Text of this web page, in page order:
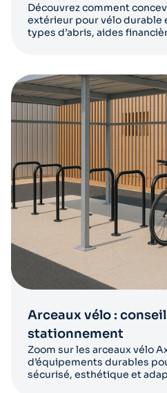
Découvrez comment
extérieur pour vélo durable
types d’abris, aides
Arceaux vélo :
stationnement
Zoom sur les arceaux vélo
d’équipements durables
sécurisé, esthétique et